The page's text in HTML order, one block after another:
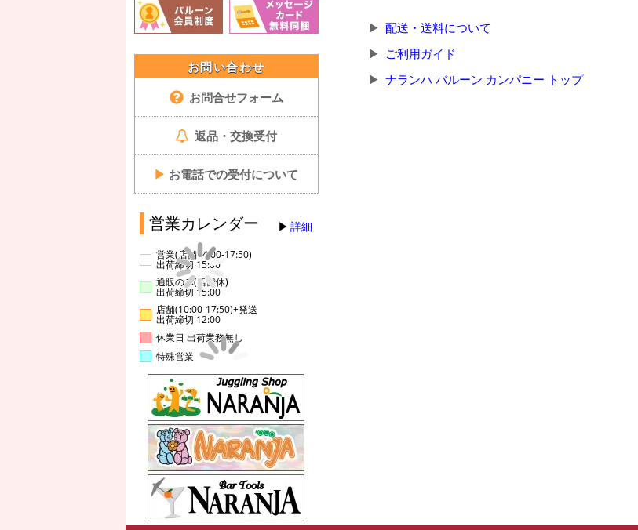
お問い合わせ
お問合せフォーム
返品・交換受付
▶ お電話での受付について
営業カレンダー 詳細
営業(店舗14:00-17:50)
出荷締切 15:00
通販のみ(店舗休)
出荷締切 15:00
店舗(10:00-17:50)+発送
出荷締切 12:00
休業日 出荷業務無し
特殊営業
配送・送料について
ご利用ガイド
ナランハ バルーン カンパニー トップ